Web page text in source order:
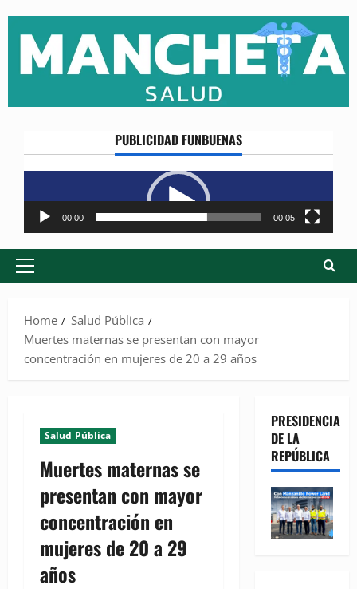
content
PUBLICIDAD FUNBUENAS
Reproductor
de
vídeo
00:00 00:05
Primary
Home
Salud Pública
Muertes maternas se presentan con mayor
concentración en mujeres de 20 a 29 años
Salud Pública
Muertes maternas se
presentan con mayor
concentración en
mujeres de 20 a 29
años
PRESIDENCIA
DE LA
REPÚBLICA